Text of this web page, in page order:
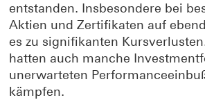
entstanden. Insbesondere bei
Aktien und Zertifikaten auf
es zu signifikanten
hatten auch manche
unerwarteten
kämpfen.